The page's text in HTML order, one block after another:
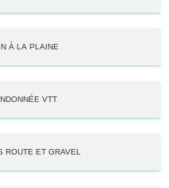
À LA PLAINE
VTT
ROUTE ET GRAVEL